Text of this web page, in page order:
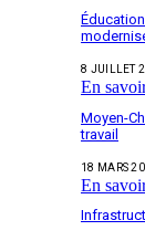
8 JUILLET
En
Moyen-
travail
18 MARS
En